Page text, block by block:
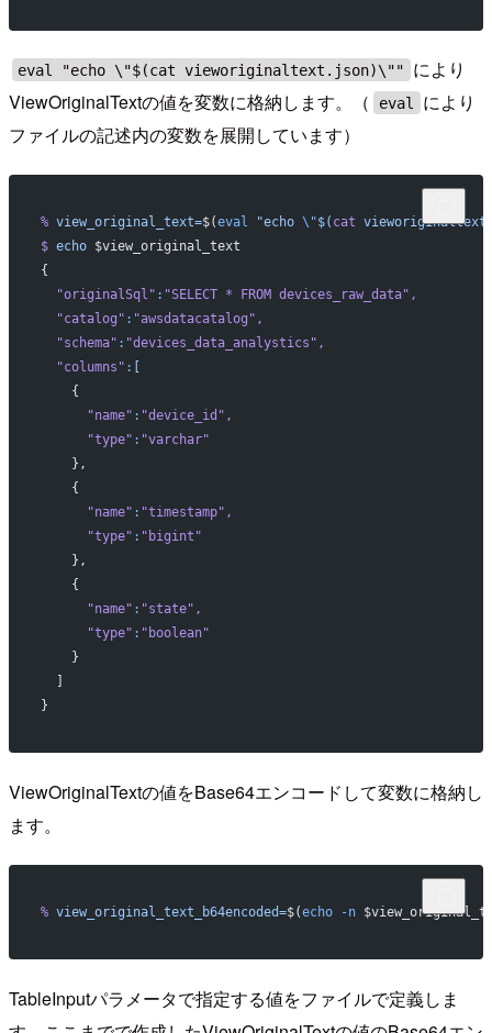
eval "echo \"$(cat vieworiginaltext.json)\""
により
ViewOriginalTextの値を変数に格納します。（
eval
により
ファイルの記述内の変数を展開しています）
% view_original_text=$(eval "echo \"$( cat
$ echo $view_original_text
{
  "originalSql"
: "SELECT * FROM devices_raw_data" ,
  "catalog"
: "awsdatacatalog" ,
  "schema"
: "devices_data_analystics" ,
  "columns"
:
    {
      "name"
: "device_id" ,
      "type"
: "varchar"
    },
    {
      "name"
: "timestamp" ,
      "type"
: "bigint"
    },
    {
      "name"
: "state" ,
      "type"
: "boolean"
    }
}
ViewOriginalTextの値をBase64エンコードして変数に格納し
ます。
% view_original_text_b64encoded=$(echo -n
TableInputパラメータで指定する値をファイルで定義しま